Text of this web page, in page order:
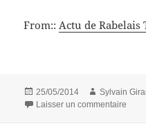
From::Actu de Rabelais
Publié
le
25/05/2014 Auteur
Sylvain
Laisser un commentaire